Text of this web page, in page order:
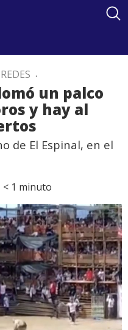
REDES .
un palco
y hay al
de El Espinal, en el
< 1 minuto